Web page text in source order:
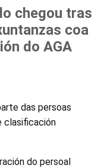
chegou tras
coa
do AGA
das persoas
clasificación
do persoal